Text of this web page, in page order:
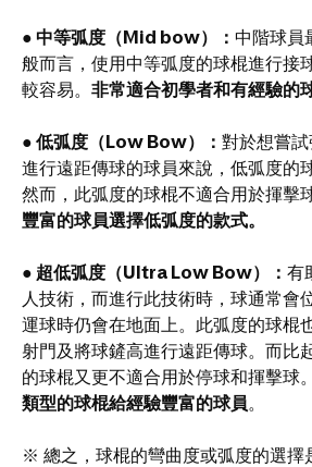
● 中等弧度（Mid bow）： 中階球員
般而言，使用中等弧度的球棍進行接
較容易。 非常適合初學者和有經驗的
● 低弧度（Low Bow）： 對於想嘗
進行遠距傳球的球員來說，低弧度的
然而，此弧度的球棍不適合用於揮擊
豐富的球員選擇低弧度的款式。
● 超低弧度（Ultra Low Bow）： 有
人技術，而進行此技術時，球通常會
運球時仍會在地面上。此弧度的球棍
射門及將球鏟高進行遠距傳球。而比
的球棍又更不適合用於停球和揮擊球
類型的球棍給經驗豐富的球員。
※ 總之，球棍的彎曲度或弧度的選擇